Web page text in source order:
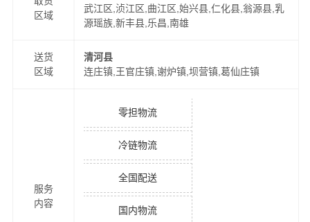
区域
武江区,浈江区,曲江区,始兴县,仁化县,翁源县,乳
源瑶族,新丰县,乐昌,南雄
送货
区域
清河县
连庄镇,王官庄镇,谢炉镇,坝营镇,葛仙庄镇
服务
内容
零担物流
冷链物流
全国配送
国内物流